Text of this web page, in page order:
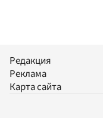
Редакция
Реклама
Карта сайта